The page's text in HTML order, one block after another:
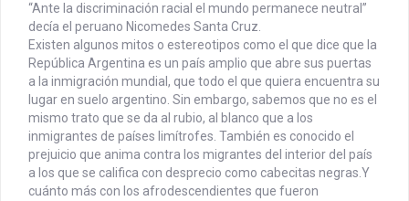
“Ante la discriminación racial el mundo permanece neutral”
decía el peruano Nicomedes Santa Cruz.
Existen algunos mitos o estereotipos como el que dice que la
República Argentina es un país amplio que abre sus puertas
a la inmigración mundial, que todo el que quiera encuentra su
lugar en suelo argentino. Sin embargo, sabemos que no es el
mismo trato que se da al rubio, al blanco que a los
inmigrantes de países limítrofes. También es conocido el
prejuicio que anima contra los migrantes del interior del país
a los que se califica con desprecio como cabecitas negras.Y
cuánto más con los afrodescendientes que fueron